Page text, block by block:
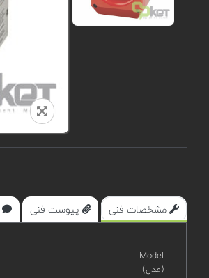
مشخصات فنی پیوست فنی
Model
(مدل)